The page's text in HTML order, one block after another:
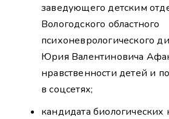
заведующего детским
Вологодского областного
психоневрологического
Юрия Валентиновича
нравственности детей и
в соцсетях;
кандидата биологических